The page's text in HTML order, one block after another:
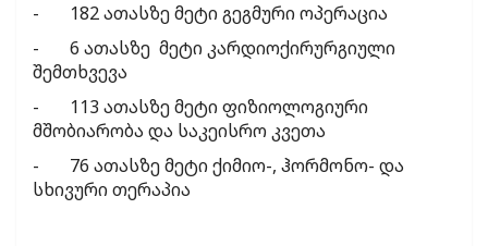
- 182 ათასზე მეტი გეგმური ოპერაცია
- 6 ათასზე მეტი კარდიოქირურგიული
შემთხვევა
- 113 ათასზე მეტი ფიზიოლოგიური
მშობიარობა და საკეისრო კვეთა
- 76 ათასზე მეტი ქიმიო-, ჰორმონო- და
სხივური თერაპია